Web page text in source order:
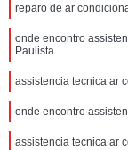
reparo de ar
onde encontro
Paulista
assistencia tecnica ar
onde encontro
assistencia tecnica ar